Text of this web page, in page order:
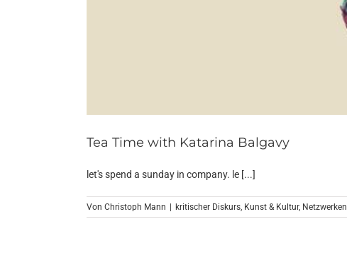
Tea Time with Katarina Balgavy
let's spend a sunday in company. le [...]
Von Christoph Mann | kritischer Diskurs Kunst & Kultur, Netzwerken